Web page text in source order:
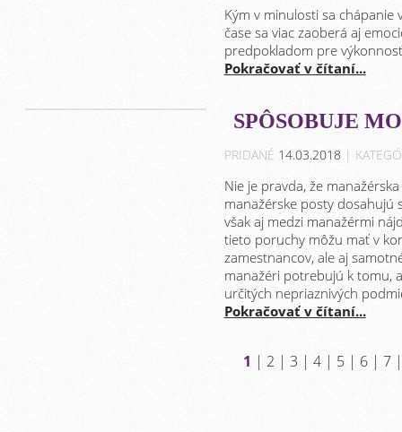
Kým v minulosti sa
čase sa viac zaoberá aj
predpokladom pre
Pokračovať v čítaní...
SPÔSOBUJE
PRIDANÉ 14.03.2018 |
Nie je pravda, že
manažérske posty
však aj medzi manažérmi
tieto poruchy môžu mať v
zamestnancov, ale aj
manažéri potrebujú k tomu,
určitých nepriaznivých
Pokračovať v čítaní...
1 | 2 | 3 | 4| 5 | 6| 7